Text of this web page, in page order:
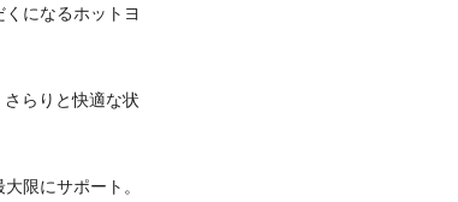
になるホットヨ
らりと快適な状
限にサポート。